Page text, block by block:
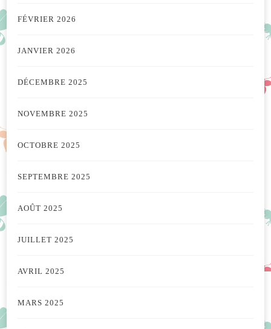
FÉVRIER 2026
JANVIER 2026
DÉCEMBRE 2025
NOVEMBRE 2025
OCTOBRE 2025
SEPTEMBRE 2025
AOÛT 2025
JUILLET 2025
AVRIL 2025
MARS 2025